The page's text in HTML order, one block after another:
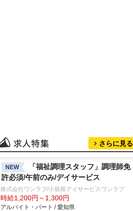
さらに見る
NEW
「福祉調理スタッフ」調理師免
許必須/午前のみ/デイサービス
株式会社ワンラブ/小規模デイサービスワンラブ
時給1,200円～1,300円
アルバイト・パート / 愛知県